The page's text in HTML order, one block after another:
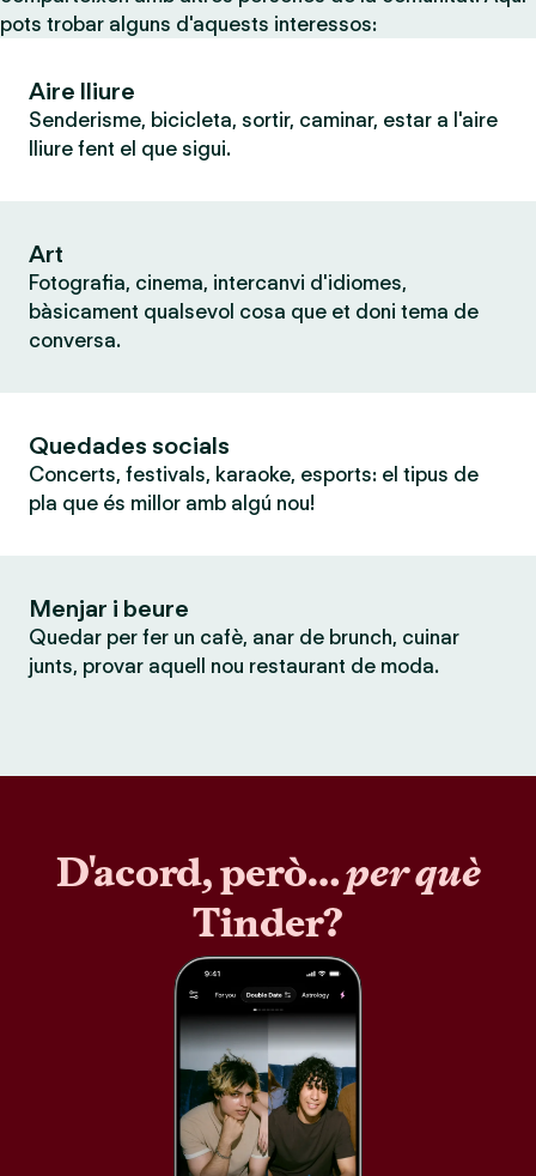
pots trobar alguns d'aquests interessos:
Aire lliure
Senderisme, bicicleta, sortir, caminar, estar a l'aire
lliure fent el que sigui.
Art
Fotografia, cinema, intercanvi d'idiomes,
bàsicament qualsevol cosa que et doni tema de
conversa.
Quedades socials
Concerts, festivals, karaoke, esports: el tipus de
pla que és millor amb algú nou!
Menjar i beure
Quedar per fer un cafè, anar de brunch, cuinar
junts, provar aquell nou restaurant de moda.
D'acord, però…per què
Tinder?